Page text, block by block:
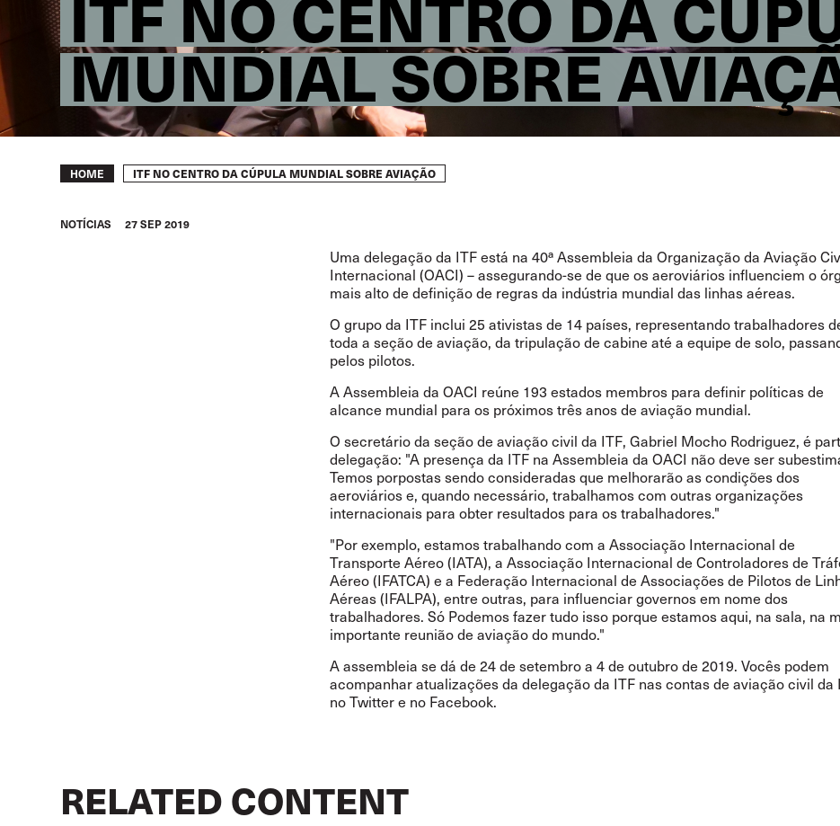
MUNDIAL SOBRE
Breadcrumb
HOME ITF NO CENTRO DA CÚPULA MUNDIAL SOBRE AVIAÇÃO
NOTÍCIAS 27 SEP 2019
Uma delegação da ITF está na 40ª Assembleia da Organização da Aviação
Internacional (OACI) – assegurando-se de que os aeroviários influenciem o
mais alto de definição de regras da indústria mundial das linhas aéreas.
O grupo da ITF inclui 25 ativistas de 14 países, representando trabalhadores
toda a seção de aviação, da tripulação de cabine até a equipe de solo,
pelos pilotos.
A Assembleia da OACI reúne 193 estados membros para definir políticas de
alcance mundial para os próximos três anos de aviação mundial.
O secretário da seção de aviação civil da ITF, Gabriel Mocho Rodriguez, é
delegação: "A presença da ITF na Assembleia da OACI não deve ser
Temos porpostas sendo consideradas que melhorarão as condições dos
aeroviários e, quando necessário, trabalhamos com outras organizações
internacionais para obter resultados para os trabalhadores."
"Por exemplo, estamos trabalhando com a Associação Internacional de
Transporte Aéreo (IATA), a Associação Internacional de Controladores de
Aéreo (IFATCA) e a Federação Internacional de Associações de Pilotos de
Aéreas (IFALPA), entre outras, para influenciar governos em nome dos
trabalhadores. Só Podemos fazer tudo isso porque estamos aqui, na sala, na
importante reunião de aviação do mundo."
A assembleia se dá de 24 de setembro a 4 de outubro de 2019. Vocês podem
acompanhar atualizações da delegação da ITF nas contas de aviação civil da
noTwittere no Facebook.
RELATED CONTENT